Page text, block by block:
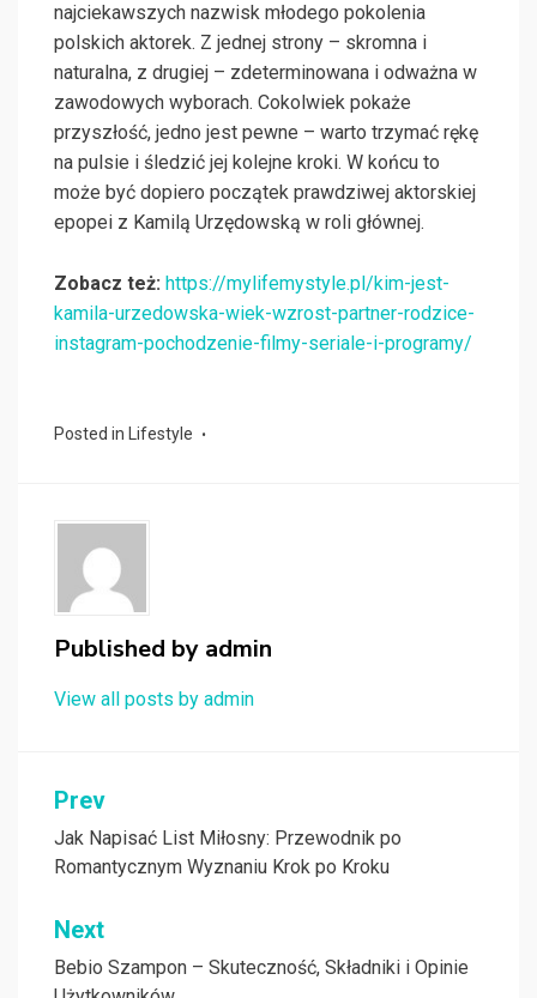
najciekawszych nazwisk młodego pokolenia
polskich aktorek. Z jednej strony – skromna i
naturalna, z drugiej – zdeterminowana i odważna w
zawodowych wyborach. Cokolwiek pokaże
przyszłość, jedno jest pewne – warto trzymać rękę
na pulsie i śledzić jej kolejne kroki. W końcu to
może być dopiero początek prawdziwej aktorskiej
epopei z Kamilą Urzędowską w roli głównej.
Zobacz też: https://mylifemystyle.pl/kim-jest-
kamila-urzedowska-wiek-wzrost-partner-rodzice-
instagram-pochodzenie-filmy-seriale-i-programy/
Posted in Lifestyle
Published by admin
View all posts by admin
Nawigacja
wpisu
Prev
Jak Napisać List Miłosny: Przewodnik po
Romantycznym Wyznaniu Krok po Kroku
Next
Bebio Szampon – Skuteczność, Składniki i Opinie